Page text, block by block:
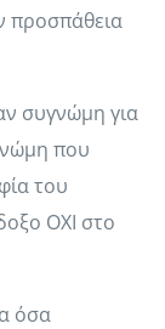
προσπάθεια
συγνώμη για
που
του
ΟΧΙ στο
όσα